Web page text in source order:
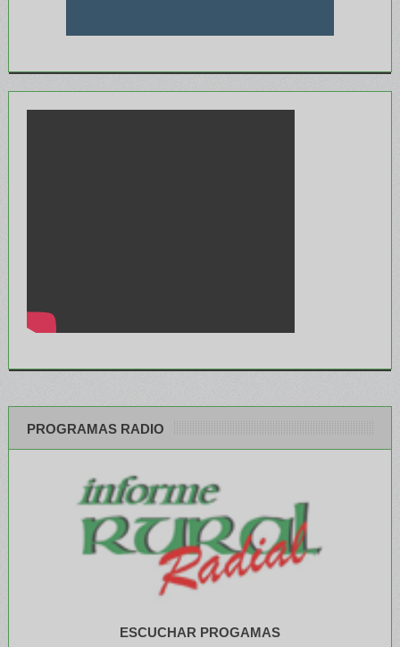
PROGRAMAS RADIO
ESCUCHAR PROGAMAS